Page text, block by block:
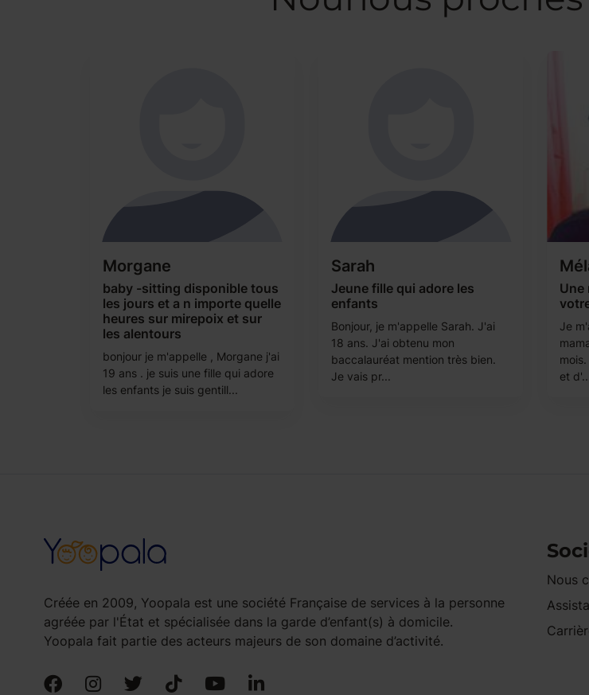
Morgane
baby -sitting disponible tous
les jours et a n importe quelle
heures sur mirepoix et sur
les alentours
bonjour je m'appelle , Morgane j'ai
19 ans . je suis une fille qui adore
les enfants je suis gentill...
Sarah
Jeune fille qui adore les
enfants
Bonjour, je m'appelle Sarah. J'ai
18 ans. J'ai obtenu mon
baccalauréat mention très bien.
Je vais pr...
Une
Je
et d'...
Créée en 2009, Yoopala est une société Française de services à la personne
agréée par l'État et spécialisée dans la garde d’enfant(s) à domicile.
Yoopala fait partie des acteurs majeurs de son domaine d’activité.
Nous